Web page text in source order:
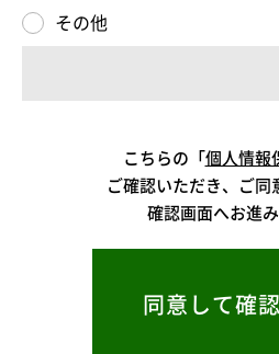
その他
こちらの「個人情報
ご確認いただき、ご同
確認画面へお進